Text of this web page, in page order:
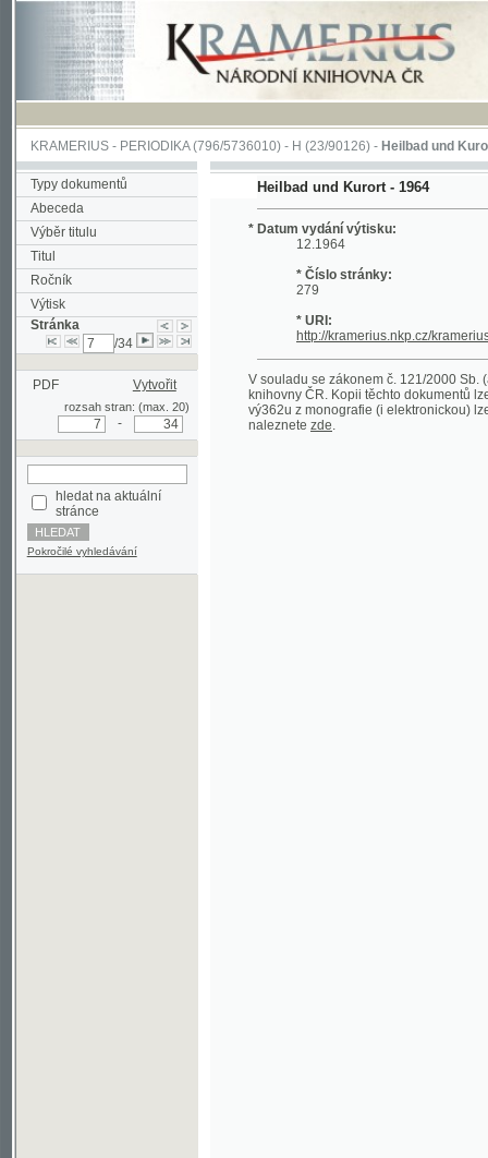
KRAMERIUS-PERIODIKA(796/5736010) -H(23/90126) -Heilbad und Kurort(1/
Typy dokumentů
Abeceda
Výběr titulu
Titul
Ročník
Výtisk
Stránka
PDF Vytvořit
rozsah stran: (max. 20)
stránce
Pokročilé vyhledávání
Heilbad und Kurort - 1964
* Datum vydání výtisku:
12.1964
* Číslo stránky:
* URI:
V souladu se zákonem č. 121/2000 Sb.
knihovny ČR. Kopii těchto dokumentů lze
vý362u z monografie (i elektronickou) lze
naleznetezde.